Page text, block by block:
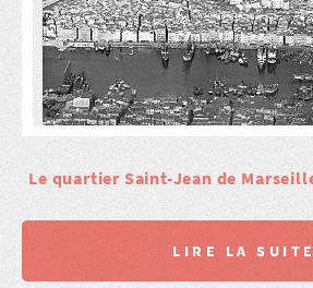
Le quartier Saint-Jean de
LIRE LA SUITE